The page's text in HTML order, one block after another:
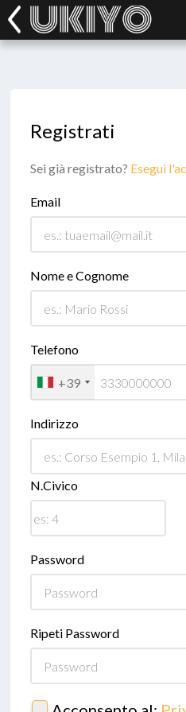
Registrati
Sei già registrato? Esegui
Email
Nome e Cognome
Telefono
+39
Indirizzo
N.Civico
Password
Ripeti Password